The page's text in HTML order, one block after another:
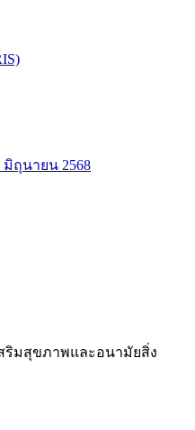
ถุนายน 2568
สริมสุขภาพและอนามัยสิ่ง